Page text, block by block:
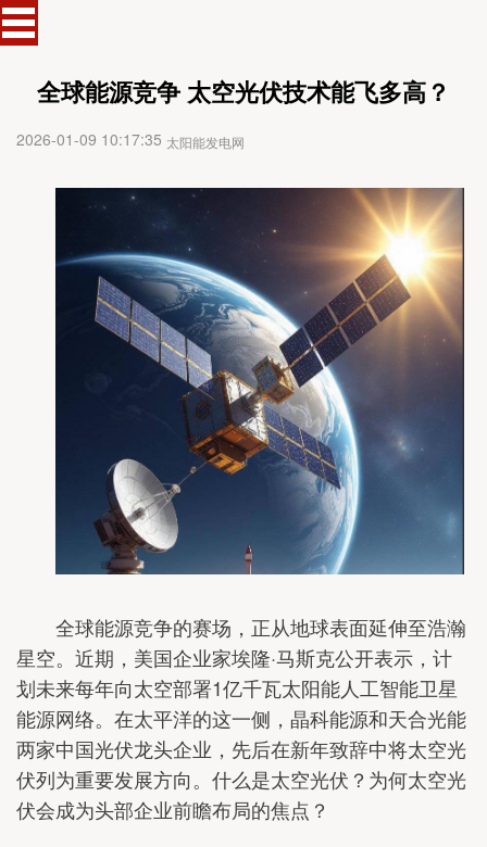
全球能源竞争 太空光伏技术能飞多高？
2026-01-09 10:17:35 太阳能发电网
全球能源竞争的赛场，正从地球表面延伸至浩瀚
星空。近期，美国企业家埃隆·马斯克公开表示，计
划未来每年向太空部署1亿千瓦太阳能人工智能卫星
能源网络。在太平洋的这一侧，晶科能源和天合光能
两家中国光伏龙头企业，先后在新年致辞中将太空光
伏列为重要发展方向。什么是太空光伏？为何太空光
伏会成为头部企业前瞻布局的焦点？